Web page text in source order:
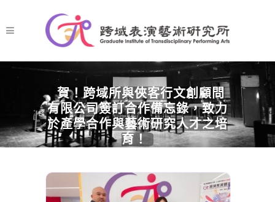
賀！跨域所與俠客行文創顧問
有限公司簽訂合作備忘錄，致力
於產學合作與藝術研究人才之培
育！